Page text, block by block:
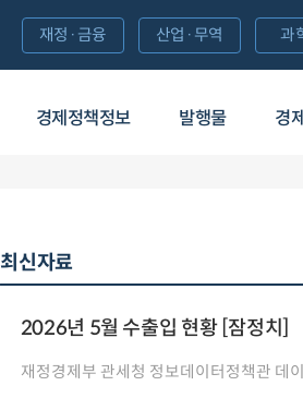
경제정책정보 발행물 경
재정·금융 산업·무역 과
최신자료
2026년 5월 수출입 현황 [잠정치]
재정경제부 관세청 정보데이터정책관 데